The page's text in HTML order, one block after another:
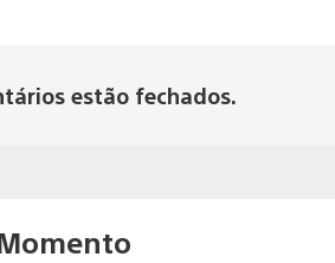
estão fechados.